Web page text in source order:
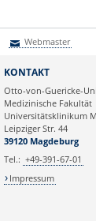
Webmaster
KONTAKT
Otto-von-Guericke-
Medizinische Fakultät
Universitätsklinikum
Leipziger Str. 44
39120 Magdeburg
Tel.: +49-391-67-01
Impressum